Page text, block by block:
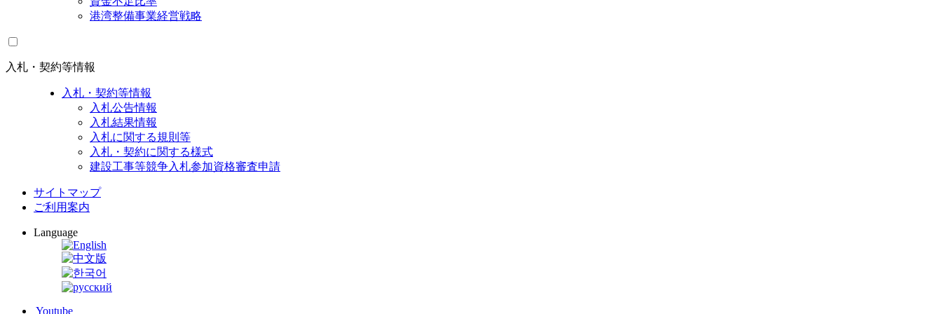
港湾整備事業経営戦略
入札・契約等情報
入札・契約等情報
入札公告情報
入札結果情報
入札に関する規則等
入札・契約に関する様式
建設工事等競争入札参加資格審査申請
サイトマップ
ご利用案内
Language
Youtube